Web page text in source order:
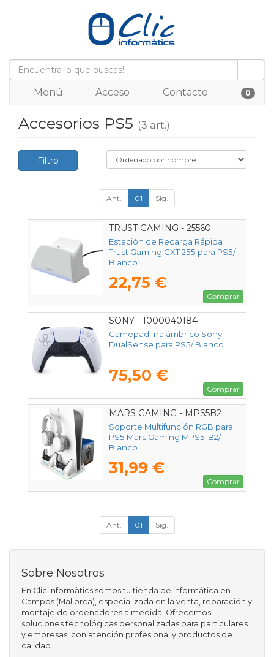
Menú Acceso Contacto 0
Accesorios PS5 (3 art.)
Filtro
Ant. 01 Sig.
TRUST GAMING - 25560
Estación de Recarga Rápida
Trust Gaming GXT 255 para PS5/
Blanco
22,75 €
Comprar
SONY - 1000040184
Gamepad Inalámbrico Sony
DualSense para PS5/ Blanco
75,50 €
Comprar
MARS GAMING - MPS5B2
Soporte Multifunción RGB para
PS5 Mars Gaming MPS5-B2/
Blanco
31,99 €
Comprar
Ant. 01 Sig.
Sobre Nosotros
En Clic Informàtics somos tu tienda de informática en
Campos (Mallorca), especializada en la venta, reparación y
montaje de ordenadores a medida. Ofrecemos
soluciones tecnológicas personalizadas para particulares
y empresas, con atención profesional y productos de
calidad.